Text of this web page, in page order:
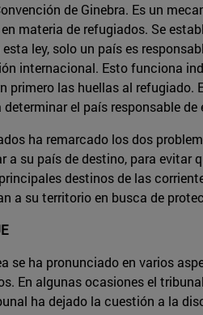
de Ginebra. Es un
materia de refugiados. Se
ley, solo un país es
internacional. Esto funciona
primero las huellas al
el país responsable
ha remarcado los dos
su país de destino, para evitar
destinos de las
a su territorio en busca de
se ha pronunciado en varios
En algunas ocasiones el
ha dejado la cuestión a la